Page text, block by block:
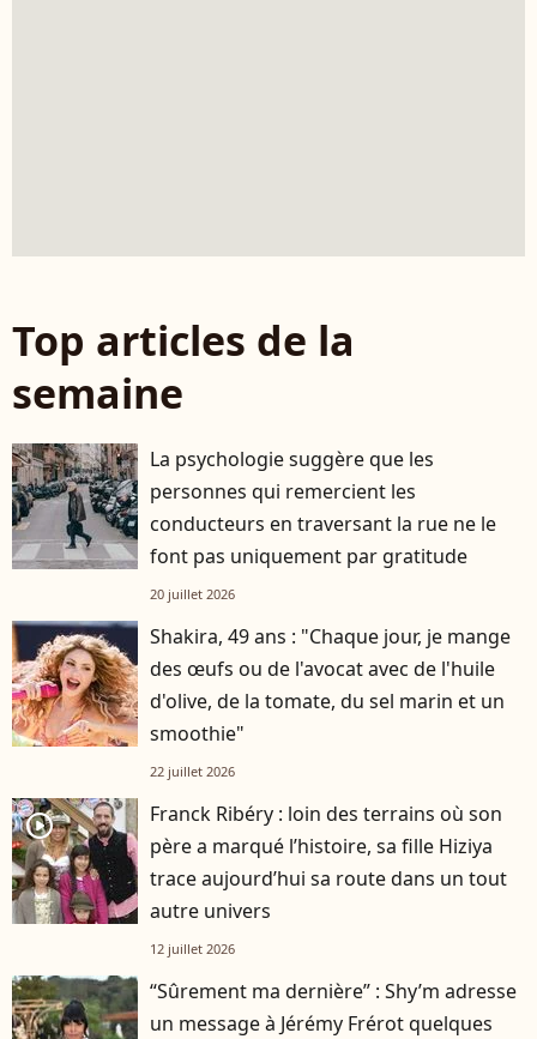
Top articles de la
semaine
La psychologie suggère que les
personnes qui remercient les
conducteurs en traversant la rue ne le
font pas uniquement par gratitude
20 juillet 2026
Shakira, 49 ans : "Chaque jour, je mange
des œufs ou de l'avocat avec de l'huile
d'olive, de la tomate, du sel marin et un
smoothie"
22 juillet 2026
player2
Franck Ribéry : loin des terrains où son
père a marqué l’histoire, sa fille Hiziya
trace aujourd’hui sa route dans un tout
autre univers
12 juillet 2026
“Sûrement ma dernière” : Shy’m adresse
un message à Jérémy Frérot quelques